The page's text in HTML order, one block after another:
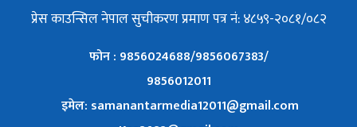
प्रेस काउन्सिल नेपाल सुचीकरण प्रमाण पत्र नं: ४८५९-२०८१/०८२
फोन : 9856024688/9856067383/
9856012011
इमेल: samanantarmedia12011@gmail.com